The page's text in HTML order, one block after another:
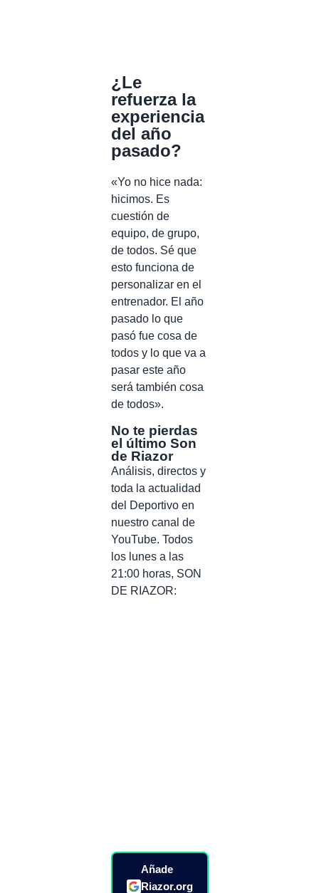
¿Le
refuerza la
experiencia
del año
pasado?
«Yo no hice nada:
hicimos. Es
cuestión de
equipo, de grupo,
de todos. Sé que
esto funciona de
personalizar en el
entrenador. El año
pasado lo que
pasó fue cosa de
todos y lo que va a
pasar este año
será también cosa
de todos».
No te pierdas
el último Son
de Riazor
Análisis, directos y
toda la actualidad
del Deportivo en
nuestro canal de
YouTube. Todos
los lunes a las
21:00 horas, SON
DE RIAZOR:
Añade
Riazor.org